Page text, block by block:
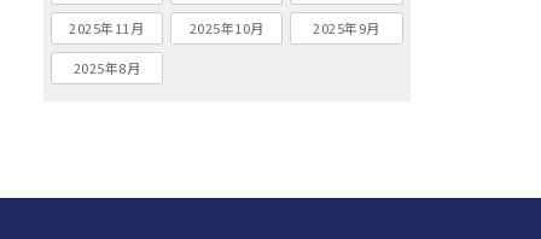
2025年11月 2025年10月 2025年9月
2025年8月